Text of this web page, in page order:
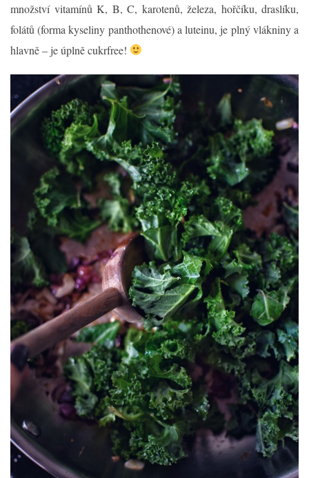
množství vitamínů K, B, C, karotenů, železa, hořčíku, draslíku,
folátů (forma kyseliny panthothenové) a luteinu, je plný vlákniny a
hlavně – je úplně cukrfree!